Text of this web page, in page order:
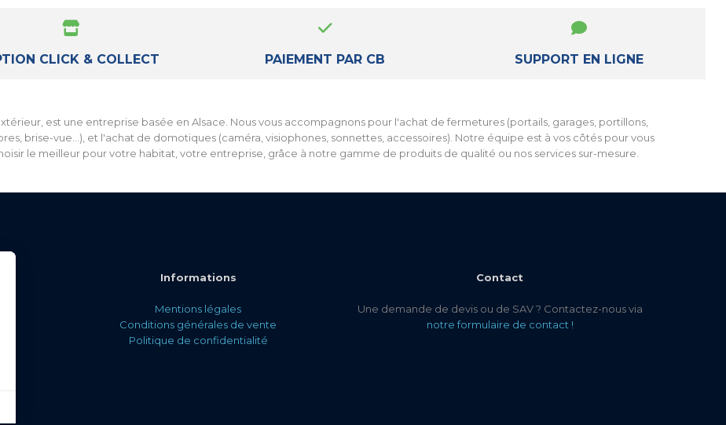
CLICK & COLLECT PAIEMENT PAR CB SUPPORT EN LIGNE
est une entreprise basée en Alsace. Nous vous accompagnons pour l'achat de fermetures (portails, garages, portillons,
brise-vue...), et l'achat de domotiques (caméra, visiophones, sonnettes, accessoires). Notre équipe est à vos côtés pour vous
le meilleur pour votre habitat, votre entreprise, grâce à notre gamme de produits de qualité ou nos services sur-mesure.
Informations
Mentions légales
Conditions générales de vente
Politique de confidentialité
Contact
Une demande de devis ou de SAV ? Contactez-nous via
notre formulaire de contact !